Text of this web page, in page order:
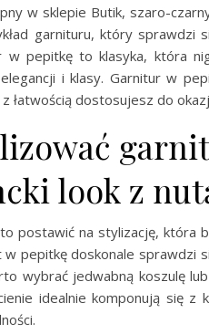
w sklepie Butik, szaro-
garnituru, który sprawdzi
w pepitkę to klasyka, która
elegancji i klasy. Garnitur w
łatwością dostosujesz do
look z
postawić na stylizację, która
w pepitkę doskonale sprawdzi
wybrać jedwabną koszulę
idealnie komponują się